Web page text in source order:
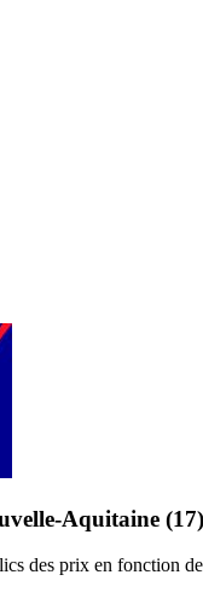
Aquitaine (17)
des prix en fonction